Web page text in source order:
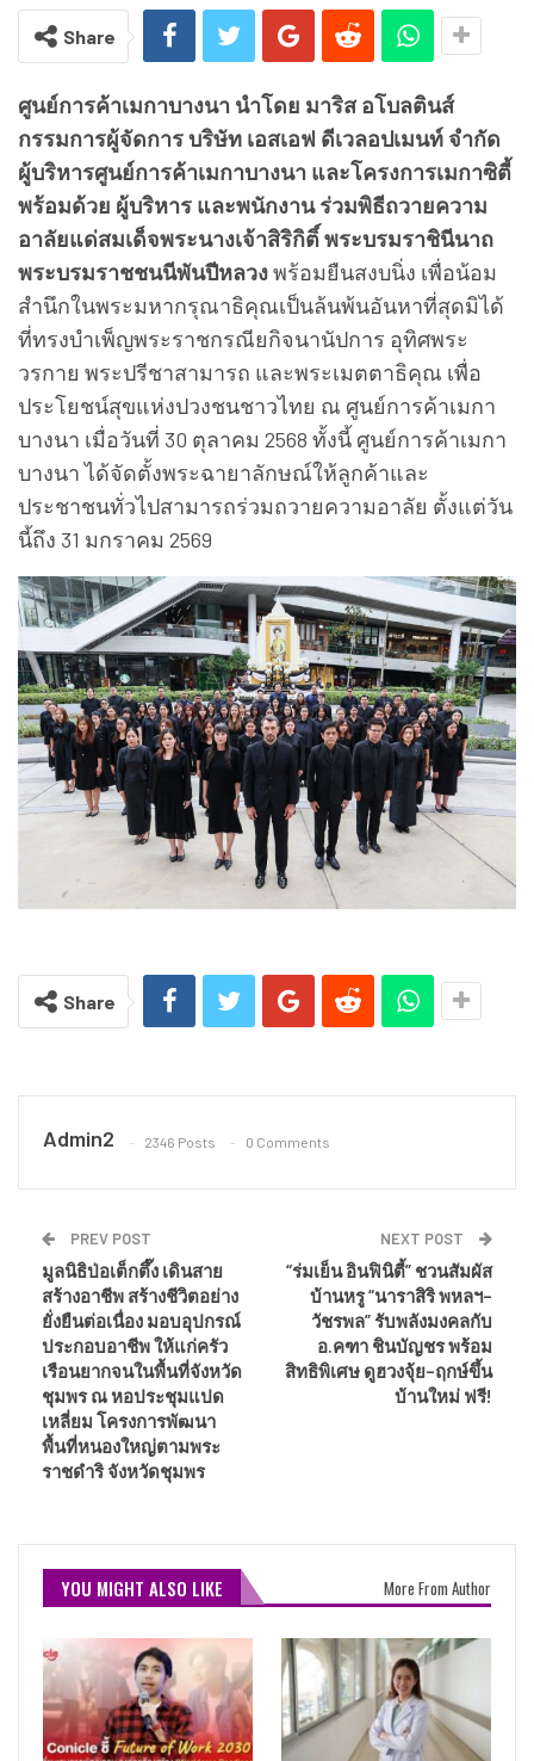
Share
ศูนย์การค้าเมกาบางนา นำโดย มาริส อโบลตินส์
กรรมการผู้จัดการ บริษัท เอสเอฟ ดีเวลอปเมนท์ จำกัด
ผู้บริหารศูนย์การค้าเมกาบางนา และโครงการเมกาซิตี้
พร้อมด้วย ผู้บริหาร และพนักงาน ร่วมพิธีถวายความ
อาลัยแด่สมเด็จพระนางเจ้าสิริกิติ์ พระบรมราชินีนาถ
พระบรมราชชนนีพันปีหลวงพร้อมยืนสงบนิ่ง เพื่อน้อม
สำนึกในพระมหากรุณาธิคุณเป็นล้นพ้นอันหาที่สุดมิได้
ที่ทรงบำเพ็ญพระราชกรณียกิจนานัปการ อุทิศพระ
วรกาย พระปรีชาสามารถ และพระเมตตาธิคุณ เพื่อ
ประโยชน์สุขแห่งปวงชนชาวไทย ณ ศูนย์การค้าเมกา
บางนา เมื่อวันที่ 30 ตุลาคม 2568 ทั้งนี้ ศูนย์การค้าเมกา
บางนา ได้จัดตั้งพระฉายาลักษณ์ให้ลูกค้าและ
ประชาชนทั่วไปสามารถร่วมถวายความอาลัย ตั้งแต่วัน
นี้ถึง 31 มกราคม 2569
Share
Admin2 2346 Posts 0 Comments
PREV POST
มูลนิธิป่อเต็กตึ๊ง เดินสาย
สร้างอาชีพ สร้างชีวิตอย่าง
ยั่งยืนต่อเนื่อง มอบอุปกรณ์
ประกอบอาชีพ ให้แก่ครัว
เรือนยากจนในพื้นที่จังหวัด
ชุมพร ณ หอประชุมแปด
เหลี่ยม โครงการพัฒนา
พื้นที่หนองใหญ่ตามพระ
ราชดำริ จังหวัดชุมพร
NEXT POST
“ร่มเย็น อินฟินิตี้” ชวนสัมผัส
บ้านหรู “นาราสิริ พหลฯ–
วัชรพล” รับพลังมงคลกับ
อ.คฑา ชินบัญชร พร้อม
สิทธิพิเศษ ดูฮวงจุ้ย–ฤกษ์ขึ้น
บ้านใหม่ ฟรี!
YOU MIGHT ALSO LIKE More From Author